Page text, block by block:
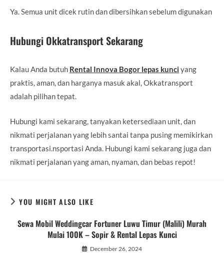
Ya. Semua unit dicek rutin dan dibersihkan sebelum digunakan
Hubungi Okkatransport Sekarang
Kalau Anda butuh Rental Innova Bogor lepas kunci yang
praktis, aman, dan harganya masuk akal, Okkatransport
adalah pilihan tepat.
Hubungi kami sekarang, tanyakan ketersediaan unit, dan
nikmati perjalanan yang lebih santai tanpa pusing memikirkan
transportasi.nsportasi Anda. Hubungi kami sekarang juga dan
nikmati perjalanan yang aman, nyaman, dan bebas repot!
YOU MIGHT ALSO LIKE
Sewa Mobil Weddingcar Fortuner Luwu Timur (Malili) Murah
Mulai 100K – Sopir & Rental Lepas Kunci
December 26, 2024